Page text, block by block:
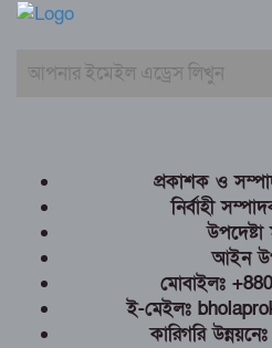
প্রকাশক ও
নির্বাহী
আইন
মোবাইলঃ
ই-মেইলঃ
কারিগরি উন্নয়নেঃ